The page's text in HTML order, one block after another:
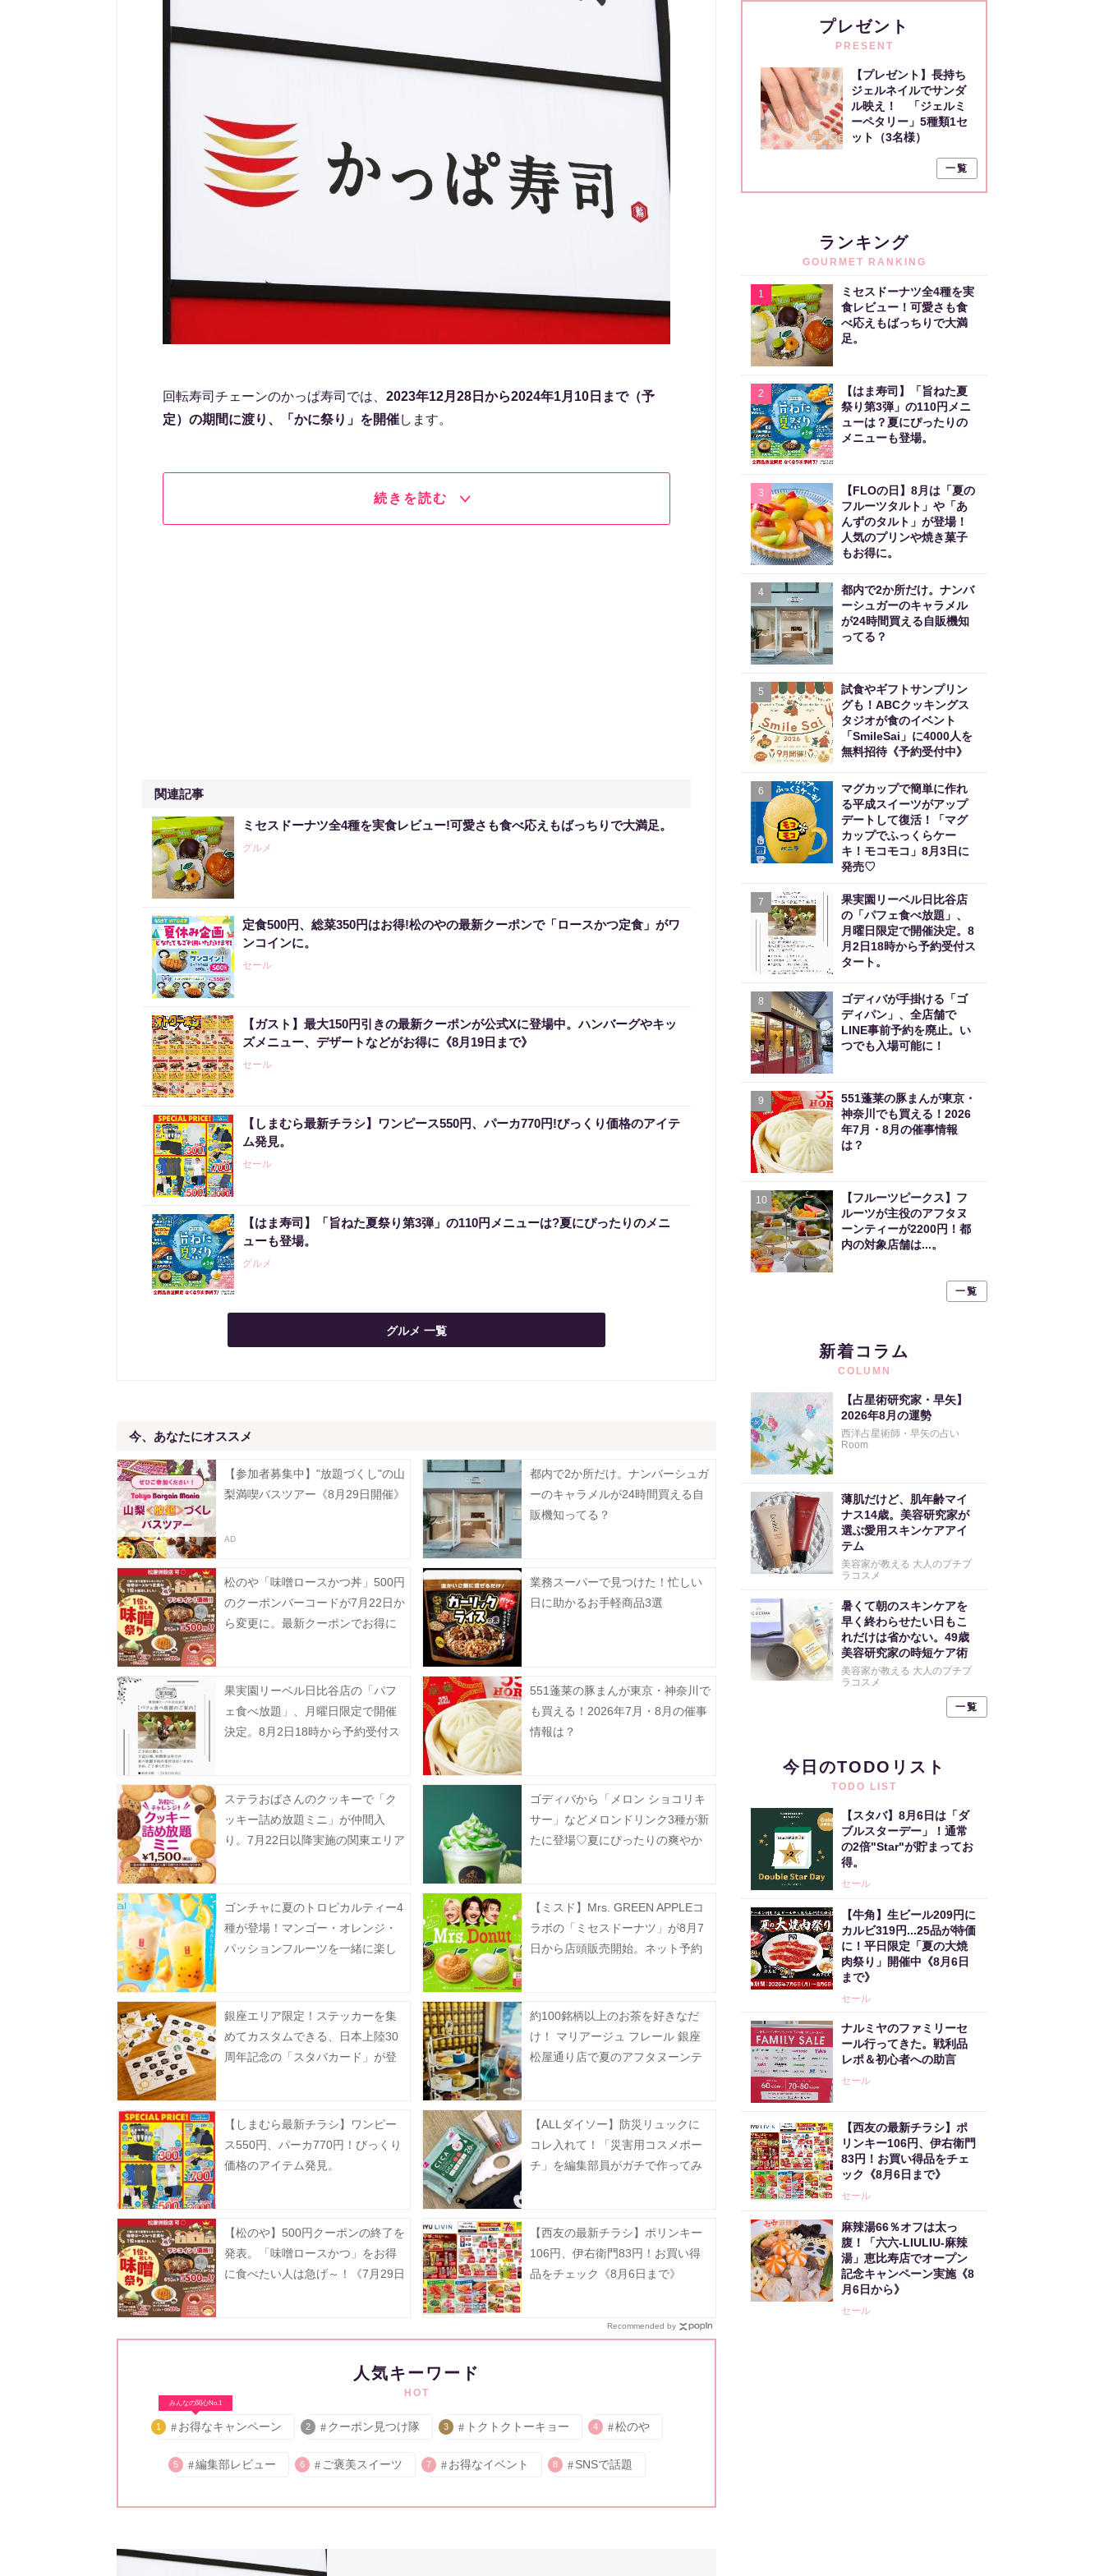
回転寿司チェーンのかっぱ寿司では、 2023年12月28日から2024年1月10日まで（予
定）の期間に渡り、「かに祭り」を開催します。
続きを読む
関連記事
ミセスドーナツ全4種を実食レビュー!可愛さも食べ応えもばっちりで大満足。
グルメ
定食500円、総菜350円はお得!松のやの最新クーポンで「ロースかつ定食」がワ
ンコインに。
セール
【ガスト】最大150円引きの最新クーポンが公式Xに登場中。ハンバーグやキッ
ズメニュー、デザートなどがお得に《8月19日まで》
セール
【しまむら最新チラシ】ワンピース550円、パーカ770円!びっくり価格のアイテ
ム発見。
セール
【はま寿司】「旨ねた夏祭り第3弾」の110円メニューは?夏にぴったりのメニ
ューも登場。
グルメ
グルメ 一覧
今、あなたにオススメ
【参加者募集中】"放題づくし"の山
梨満喫バスツアー《8月29日開催》
都内で2か所だけ。ナンバーシュガ
ーのキャラメルが24時間買える自
販機知ってる？
松のや「味噌ロースかつ丼」500円
のクーポンバーコードが7月22日か
ら変更に。最新クーポンでお得に
業務スーパーで見つけた！忙しい
日に助かるお手軽商品3選
果実園リーベル日比谷店の「パフ
ェ食べ放題」、月曜日限定で開催
決定。8月2日18時から予約受付ス
551蓬莱の豚まんが東京・神奈川で
も買える！2026年7月・8月の催事
情報は？
ステラおばさんのクッキーで「ク
ッキー詰め放題ミニ」が仲間入
り。7月22日以降実施の関東エリア
ゴディバから「メロン ショコリキ
サー」などメロンドリンク3種が新
たに登場♡夏にぴったりの爽やか
ゴンチャに夏のトロピカルティー4
種が登場！マンゴー・オレンジ・
パッションフルーツを一緒に楽し
【ミスド】Mrs. GREEN APPLEコ
ラボの「ミセスドーナツ」が8月7
日から店頭販売開始。ネット予約
銀座エリア限定！ステッカーを集
めてカスタムできる、日本上陸30
周年記念の「スタバカード」が登
約100銘柄以上のお茶を好きなだ
け！ マリアージュ フレール 銀座
松屋通り店で夏のアフタヌーンテ
【しまむら最新チラシ】ワンピー
ス550円、パーカ770円！びっくり
価格のアイテム発見。
【ALLダイソー】防災リュックに
コレ入れて！「災害用コスメポー
チ」を編集部員がガチで作ってみ
【松のや】500円クーポンの終了を
発表。「味噌ロースかつ」をお得
に食べたい人は急げ～！《7月29日
【西友の最新チラシ】ポリンキー
106円、伊右衛門83円！お買い得
品をチェック《8月6日まで》
Recommended by
人気キーワード
HOT
みんなの関心No.1
1 お得なキャンペーン 2 クーポン見つけ隊 3 トクトクトーキョー 4 松のや
5 編集部レビュー 6 ご褒美スイーツ 7 お得なイベント 8 SNSで話題
プレゼント
PRESENT
【プレゼント】長持ち
ジェルネイルでサンダ
ル映え！ 「ジェルミ
ーペタリー」5種類1セ
ット（3名様）
一覧
ランキング
GOURMET RANKING
1
ミセスドーナツ全4種を実
食レビュー！可愛さも食
べ応えもばっちりで大満
足。
2
【はま寿司】「旨ねた夏
祭り第3弾」の110円メニ
ューは？夏にぴったりの
メニューも登場。
3
【FLOの日】8月は「夏の
フルーツタルト」や「あ
んずのタルト」が登場！
人気のプリンや焼き菓子
もお得に。
4
都内で2か所だけ。ナンバ
ーシュガーのキャラメル
が24時間買える自販機知
ってる？
5
試食やギフトサンプリン
グも！ABCクッキングス
タジオが食のイベント
「SmileSai」に4000人を
無料招待《予約受付中》
6
マグカップで簡単に作れ
る平成スイーツがアップ
デートして復活！「マグ
カップでふっくらケー
キ！モコモコ」8月3日に
発売♡
7
果実園リーベル日比谷店
の「パフェ食べ放題」、
月曜日限定で開催決定。8
月2日18時から予約受付ス
タート。
8
ゴディバが手掛ける「ゴ
ディパン」、全店舗で
LINE事前予約を廃止。い
つでも入場可能に！
9
551蓬莱の豚まんが東京・
神奈川でも買える！2026
年7月・8月の催事情報
は？
10
【フルーツピークス】フ
ルーツが主役のアフタヌ
ーンティーが2200円！都
内の対象店舗は...。
一覧
新着コラム
COLUMN
【占星術研究家・早矢】
2026年8月の運勢
西洋占星術師・早矢の占い
Room
薄肌だけど、肌年齢マイ
ナス14歳。美容研究家が
選ぶ愛用スキンケアアイ
テム
美容家が教える 大人のプチプ
ラコスメ
暑くて朝のスキンケアを
早く終わらせたい日もこ
れだけは省かない。49歳
美容研究家の時短ケア術
美容家が教える 大人のプチプ
ラコスメ
一覧
今日のTODOリスト
TODO LIST
【スタバ】8月6日は「ダ
ブルスターデー」！通常
の2倍"Star"が貯まってお
得。
セール
【牛角】生ビール209円に
カルビ319円...25品が特価
に！平日限定「夏の大焼
肉祭り」開催中《8月6日
まで》
セール
ナルミヤのファミリーセ
ール行ってきた。戦利品
レポ＆初心者への助言
セール
【西友の最新チラシ】ポ
リンキー106円、伊右衛門
83円！お買い得品をチェ
ック《8月6日まで》
セール
麻辣湯66％オフは太っ
腹！「六六-LIULIU-麻辣
湯」恵比寿店でオープン
記念キャンペーン実施《8
月6日から》
セール